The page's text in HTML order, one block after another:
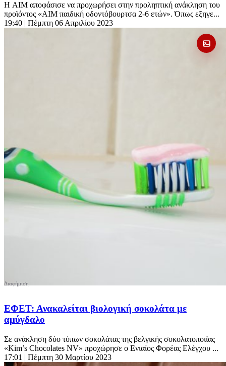
Η AIM αποφάσισε να προχωρήσει στην προληπτική ανάκληση του
προϊόντος «AIM παιδική οδοντόβουρτσα 2-6 ετών». Όπως εξηγε...
19:40 | Πέμπτη 06 Απριλίου 2023
ΕΦΕΤ: Ανακαλείται βιολογική σοκολάτα με
αμύγδαλο
Σε ανάκληση δύο τύπων σοκολάτας της βελγικής σοκολατοποιΐας
«Kim’s Chocolates NV» προχώρησε ο Ενιαίος Φορέας Ελέγχου ...
17:01 | Πέμπτη 30 Μαρτίου 2023